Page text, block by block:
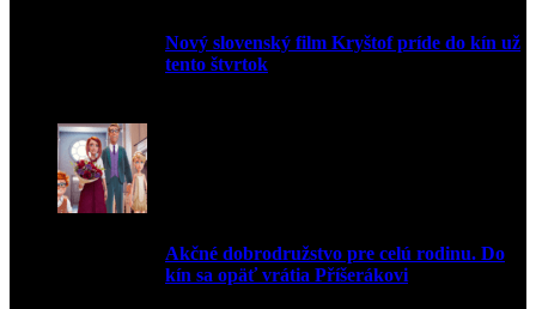
Nový slovenský film Kryštof príde do kín už
tento štvrtok
Akčné dobrodružstvo pre celú rodinu. Do
kín sa opäť vrátia Příšerákovi